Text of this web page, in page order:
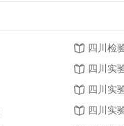
四川检
四川实
四川实
四川实